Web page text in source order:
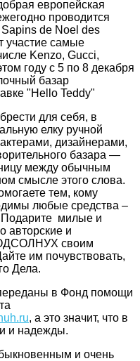
европейская
проводится
Sapins de Noel des
участие самые
Kenzo, Gucci,
году с 5 по 8 декабря
базар
"Hello Teddy"
для себя, в
елку ручной
дизайнерами,
базара —
между обычным
смысле этого слова.
тем, кому
любые средства –
милые и
авторские и
своим
им почувствовать,
Дела.
в Фонд помощи
, а это значит, что в
и надежды.
и очень